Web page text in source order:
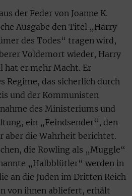
der Feder von Joanne K.
Ausgabe den Titel „Harry
des Todes“ tragen wird,
Voldemort wieder, Harry
hat er mehr Macht. Er
Regime, das sicherlich durch
und der Kommunisten
des Ministeriums und
ein „Feindsender“, den
aber die Wahrheit berichtet.
die Rowling als „Muggle“
„Halbblütler“ werden in
an die Juden im Dritten Reich
von ihnen abliefert, erhält